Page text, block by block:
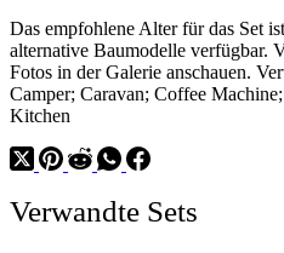
Das empfohlene Alter für das Set
alternative Baumodelle verfügbar.
Fotos in der Galerie anschauen.
Camper; Caravan; Coffee
Kitchen
Verwandte Sets